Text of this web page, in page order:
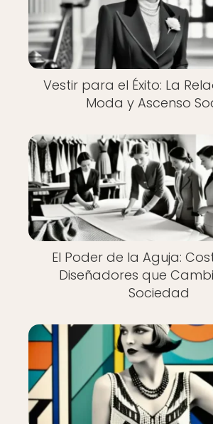
Vestir para el Éxito: La
Moda y Ascenso
El Poder de la Aguja:
Diseñadores que
Sociedad